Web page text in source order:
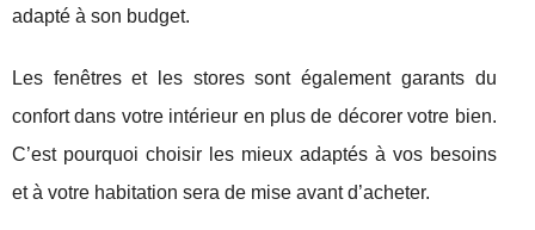
adapté à son budget.
Les fenêtres et les stores sont également garants du
confort dans votre intérieur en plus de décorer votre bien.
C’est pourquoi choisir les mieux adaptés à vos besoins
et à votre habitation sera de mise avant d’acheter.